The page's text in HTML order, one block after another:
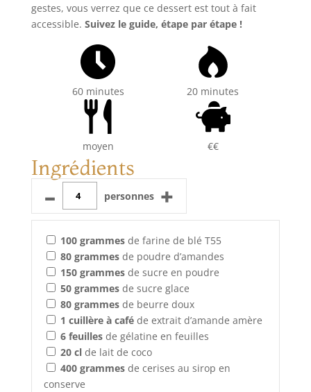
gestes, vous verrez que ce dessert est tout à fait
accessible. Suivez le guide, étape par étape !
60 minutes 20 minutes
moyen €€
Ingrédients
– personnes +
100 grammesde farine de blé T55
80 grammesde poudre d’amandes
150 grammesde sucre en poudre
50 grammesde sucre glace
80 grammesde beurre doux
1 cuillère à caféde extrait d’amande amère
6 feuillesde gélatine en feuilles
20 clde lait de coco
400 grammesde cerises au sirop en
conserve